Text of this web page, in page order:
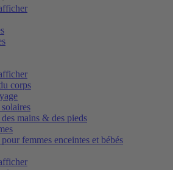
corps
des mains & des pieds
femmes enceintes et bébés